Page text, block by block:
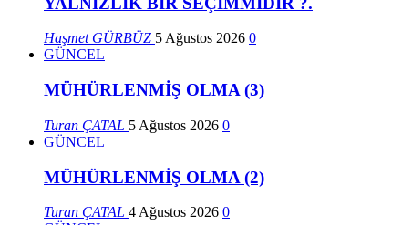
Haşmet GÜRBÜZ 5 Ağustos 2026 0
GÜNCEL
MÜHÜRLENMİŞ OLMA (3)
Turan ÇATAL 5 Ağustos 2026 0
GÜNCEL
MÜHÜRLENMİŞ OLMA (2)
Turan ÇATAL 4 Ağustos 2026 0